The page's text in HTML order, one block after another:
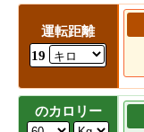
運転距離
19
のカロリー